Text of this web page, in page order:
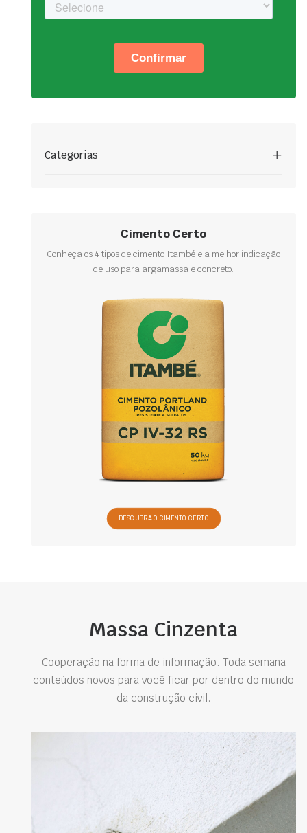
Categorias
Cimento Certo
Conheça os 4 tipos de cimento Itambé e a melhor indicação
de uso para argamassa e concreto.
DESCUBRA O CIMENTO CERTO
Massa Cinzenta
Cooperação na forma de informação. Toda semana
conteúdos novos para você ficar por dentro do mundo
da construção civil.